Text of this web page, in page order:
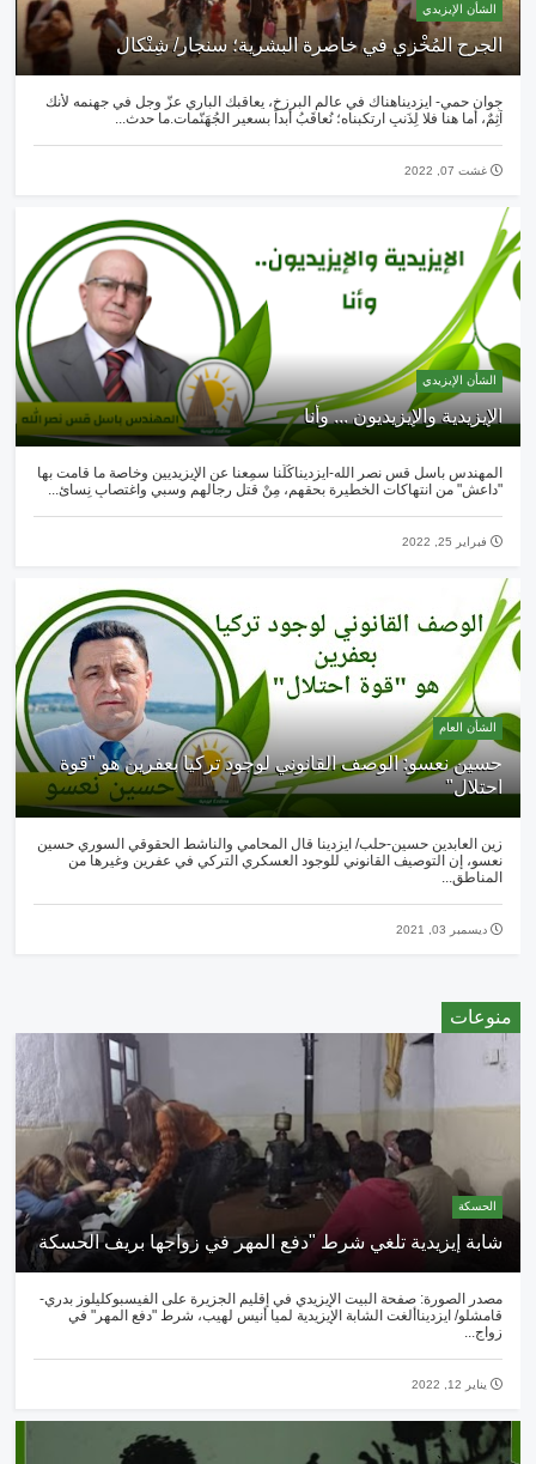
الشأن الإيزيدي
الجرح المُخْزي في خاصرة البشرية؛ سنجار/ شِنْكال
جوان حمي- ايزديناهناك في عالم البرزخ، يعاقبك الباري عزّ وجل في جهنمه لأنك
آثِمٌ، أما هنا فلا لِذَنبٍ ارتكبناه؛ نُعاقَبُ أبداً بسعير الجُهَنّمات.ما حدث...
غشت 07, 2022
الشأن الإيزيدي
الإيزيدية والإيزيديون ... وأنا
المهندس باسل قس نصر الله-ايزديناكُلُّنا سمِعنا عن الإيزيديين وخاصة ما قامت بها
"داعش" من انتهاكات الخطيرة بحقهم، مِنْ قتلِ رجالهم وسبيِ واغتصابِ نِسائ...
فبراير 25, 2022
الشأن العام
حسين نعسو: الوصف القانوني لوجود تركيا بعفرين هو "قوة
احتلال"
زين العابدين حسين-حلب/ ايزدينا قال المحامي والناشط الحقوقي السوري حسين
نعسو، إن التوصيف القانوني للوجود العسكري التركي في عفرين وغيرها من
المناطق...
ديسمبر 03, 2021
منوعات
الحسكة
شابة إيزيدية تلغي شرط "دفع المهر في زواجها بريف الحسكة
مصدر الصورة: صفحة البيت الإيزيدي في إقليم الجزيرة على الفيسبوكليلوز بدري-
قامشلو/ ايزديناألغت الشابة الإيزيدية لميا أنيس لهيب، شرط "دفع المهر" في
زواج...
يناير 12, 2022